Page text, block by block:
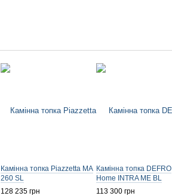
Камінна топка Piazzetta MA
260 SL
128 235 грн
Камінна топка DEFRO
Home INTRA ME BL
113 300 грн